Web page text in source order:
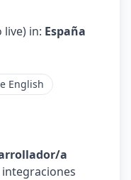
in: España
English
a